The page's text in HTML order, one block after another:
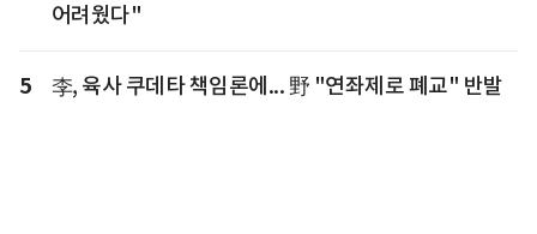
어려웠다"
5 李, 육사 쿠데타 책임론에... 野 "연좌제로 폐교" 반발